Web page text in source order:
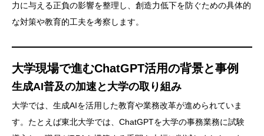
力に与える正負の影響を整理し、創造力低下を防ぐための具体的
な対策や教育的工夫を考察します。
大学現場で進むChatGPT活用の背景と事例
生成AI普及の加速と大学の取り組み
大学では、生成AIを活用した教育や業務改革が進められていま
す。たとえば東北大学では、ChatGPTを大学の事務業務に試験